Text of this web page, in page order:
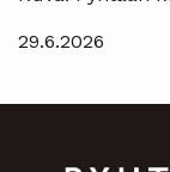
29.6.2026